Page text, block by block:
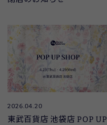
2026.04.20
東武百貨店 池袋店 POP UP